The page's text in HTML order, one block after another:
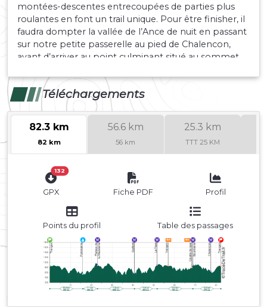
montées-descentes entrecoupées de parties plus
roulantes en font un trail unique. Pour être finisher, il
faudra dompter la vallée de l’Ance de nuit en passant
sur notre petite passerelle au pied de Chalencon,
avant d’arriver au point culminant situé au sommet
Vous retraverserez l’Ance sur une passerelle câblée. Il
vous faudra ensuite apprécier la vallée de l’Andrable
avant d’enchaîner avec le passage au saut du Bezan.
Vous arriverez ensuite à la coulée de lave puis au
village médiéval de Chalencon. Vous passerez enfin
par les ponts du Diable et de Bounery, avant la
dernière ’’petite grimpette’’ en direction de l’arrivée.
Oui, vous pourrez dire .. « le TTT, je l’ai fait! »
Téléchargements
82.3 km
82 km
56.6 km
56 km
25.3 km
TTT 25 KM
132
GPX Fiche PDF Profil
Points du profil Table des passages